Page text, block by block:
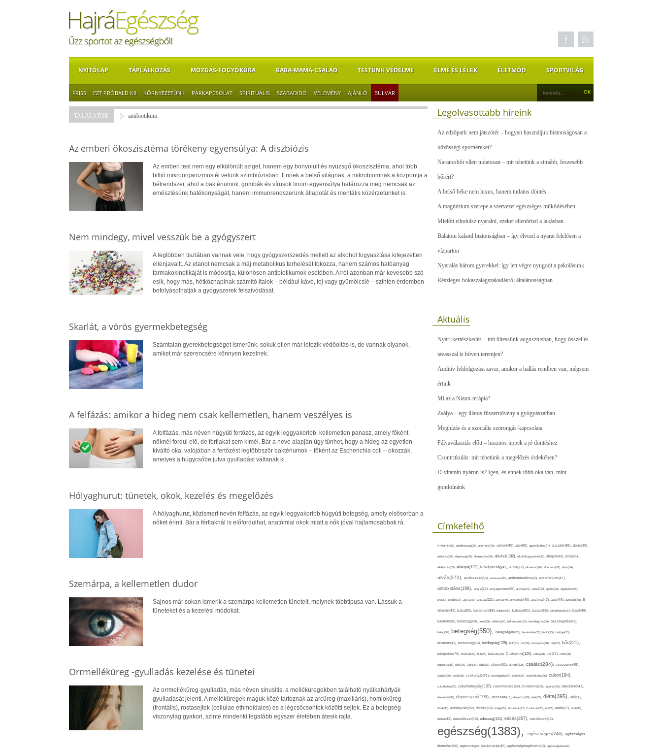
NYITÓLAP TÁPLÁLKOZÁS MOZGÁS-FOGYÓKÚRA BABA-MAMA-CSALÁD TESTÜNK VÉDELME ELME ÉS LÉLEK ÉLETMÓD SPORTVILÁG
FRISS EZT PRÓBÁLD KI! KÖRNYEZETÜNK PÁRKAPCSOLAT SPIRITUÁLIS SZABADIDŐ VÉLEMÉNY AJÁNLÓ BULVÁR
TALÁLATOK antibiotikum
Az emberi ökoszisztéma törékeny egyensúlya: A diszbiózis
Az emberi test nem egy elkülönült sziget, hanem egy bonyolult és nyüzsgő ökoszisztéma, ahol több
billió mikroorganizmus él velünk szimbiózisban. Ennek a belső világnak, a mikrobiomnak a központja a
bélrendszer, ahol a baktériumok, gombák és vírusok finom egyensúlya határozza meg nemcsak az
emésztésünk hatékonyságát, hanem immunrendszerünk állapotát és mentális közérzetünket is.
Nem mindegy, mivel vesszük be a gyógyszert
A legtöbben tisztában vannak vele, hogy gyógyszerszedés mellett az alkohol fogyasztása kifejezetten
ellenjavallt. Az etanol nemcsak a máj metabolikus terhelését fokozza, hanem számos hatóanyag
farmakokinetikáját is módosítja, különösen antibiotikumok esetében. Arról azonban már kevesebb szó
esik, hogy más, hétköznapinak számító italok – például kávé, tej vagy gyümölcslé – szintén érdemben
befolyásolhatják a gyógyszerek felszívódását.
Skarlát, a vörös gyermekbetegség
Számtalan gyerekbetegséget ismerünk, sokuk ellen már létezik védőoltás is, de vannak olyanok,
amiket már szerencsére könnyen kezelnek.
A felfázás: amikor a hideg nem csak kellemetlen, hanem veszélyes is
A felfázás, más néven húgyúti fertőzés, az egyik leggyakoribb, kellemetlen panasz, amely főként
nőknél fordul elő, de férfiakat sem kímél. Bár a neve alapján úgy tűnhet, hogy a hideg az egyetlen
kiváltó oka, valójában a fertőzést legtöbbször baktériumok – főként az Escherichia coli – okozzák,
amelyek a húgycsőbe jutva gyulladást váltanak ki.
Hólyaghurut: tünetek, okok, kezelés és megelőzés
A hólyaghurut, közismert nevén felfázás, az egyik leggyakoribb húgyúti betegség, amely elsősorban a
nőket érinti. Bár a férfiaknál is előfordulhat, anatómiai okok miatt a nők jóval hajlamosabbak rá.
Szemárpa, a kellemetlen dudor
Sajnos már sokan ismerik a szemárpa kellemetlen tüneteit, melynek többtípusa van. Lássuk a
tüneteket és a kezelési módokat.
Orrmelléküreg -gyulladás kezelése és tünetei
Az orrmelléküreg-gyulladás, más néven sinusitis, a melléküregekben található nyálkahártyák
gyulladását jelenti. A melléküregek maguk közé tartoznak az arcüreg (maxilláris), homloküreg
(frontális), rostasejtek (cellulae ethmoidales) és a légcsőcsontok közötti sejtek. Ez a betegség
viszonylag gyakori, szinte mindenki legalább egyszer életében átesik rajta.
Legolvasottabb híreink
Az edzőpark nem játszótér – hogyan használjuk biztonságosan a
közösségi sporttereket?
Narancsbőr ellen tudatosan – mit tehetünk a simább, feszesebb
bőrért?
A belső béke nem luxus, hanem tudatos döntés
A magnézium szerepe a szervezet egészséges működésében
Mielőtt elindulsz nyaralni, ezeket ellenőrizd a lakásban
Balatoni kaland biztonságban – így élvezd a nyarat felelősen a
vízparton
Nyaralás három gyerekkel: így lett végre nyugodt a pakolásunk
Részleges bokaszalagszakadásról általànosságban
Aktuális
Nyári kertészkedés – mit ültessünk augusztusban, hogy ősszel és
tavasszal is bőven teremjen?
Auditív feldolgozási zavar, amikor a hallás rendben van, mégsem
értjük
Mi az a Niann-terápia?
Zsálya – egy illatos fűszernövény a gyógyászatban
Meghízás és a szociális szorongás kapcsolata
Pályaválasztás előtt – hasznos tippek a jó döntéshez
Csontritkulás: mit tehetünk a megelőzés érdekében?
D-vitamin nyáron is? Igen, és ennek több oka van, mint
gondolnánk
Címkefelhő
A-vitamin(36), adalékanyag(28), adomány(26), advent(40), agy(80), agyműködés(27), ajándék(95), akció(39),
aktivitás(30), alapanyag(30), alkalmazás(28), alkohol(182), alkoholfogyasztás(36), állapot(43), állat(54),
állattartás(33), allergia(122), állóképesség(42), Alma(72), almaecet(26), aloe vera(33), álom(34),
alvás(272), alvászavar(66), aminosav(33), antibakteriális(42), antibiotikum(47),
antioxidáns(199), anya(67), anyagcsere(99), anyuka(27), apa(42), ápolás(29), applikáció(26),
arc(29), arcbőr(27), ásványi anyag(111), ásványi anyagok(40), asztma(47), autó(46), avokádó(36), B-
vitamin(41), baba(82), baktérium(89), balaton(34), baleset(51), banán(53), bántalmazás(24), barát(48),
barátok(50), barátság(58), béke(29), bélflóra(37), bélrendszer(33), bemelegítés(24), beszélgetés(61),
beteg(34), betegség(550), betegségek(39), bevásárlás(28), bicikli(25), biológia(25),
bizalom(41), biztonság(66), boldogság(125), bolt(31), bor(36), borogatás(28), böjt(27), bőr(221),
bőrápolás(70), brokkoli(29), buli(24), bűntudat(32), C-vitamin(120), cékla(28), cél(57), célok(30),
cigaretta(38), cikk(24), Cink(24), cipő(37), citrom(61), citromfű(26), család(284), csecsemő(45),
csípés(26), csoki(35), csokoládé(71), csomagolás(24), csont(33), csontritkulás(36), cukor(194),
cukorbeteg(25), cukorbetegség(137), cukormentes(69), D-vitamin(53), daganat(36), dekoráció(41),
demencia(34), depresszió(199), desszert(67), diagnózis(28), diák(24), diéta(395), dió(50),
divat(38), dohányzás(92), döntés(58), drága(26), duzzanat(27), E-vitamin(25), eb(26), ebéd(57), ecet(38),
édes(42), édesítőszer(43), édesség(141), edzés(267), edzőterem(42),
egészség(1383), egészséges(246), egészséges
életmód(100), egészséges táplálkozás(45), egészségmegőrzés(43), egészségtelen(32),